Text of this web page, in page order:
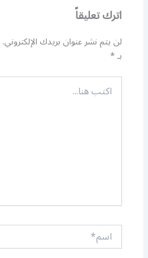
اترك تعليقاً
لن يتم نشر عنوان بريدك الإلكتروني.
بـ*
اكتب
هنا...
اسم*